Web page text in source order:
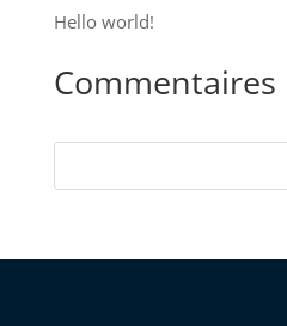
Hello world!
Commentaires